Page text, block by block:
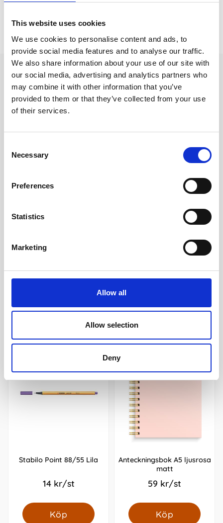
This website uses cookies
We use cookies to personalise content and ads, to
provide social media features and to analyse our traffic.
We also share information about your use of our site with
our social media, advertising and analytics partners who
may combine it with other information that you’ve
provided to them or that they’ve collected from your use
of their services.
Selection
Necessary
Preferences
Statistics
Marketing
Allow all
Allow selection
Deny
Prishistorik
Lägsta pris senaste 30 dagarna är 39 kr (2026-08-08)
Andra tittade även på
Family Life Stickers
39 kr/st
Plan Study Do Stickers
Andra köpte även
Stabilo Point 88/55 Lila
14 kr/st
Köp
Anteckningsbok A5 ljusrosa
matt
59 kr/st
Köp